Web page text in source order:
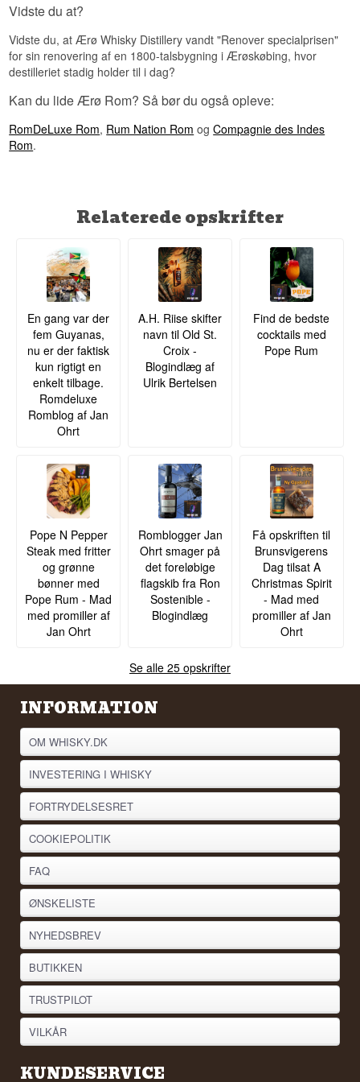
Vidste du at?
Vidste du, at Ærø Whisky Distillery vandt "Renover specialprisen"
for sin renovering af en 1800-talsbygning i Ærøskøbing, hvor
destilleriet stadig holder til i dag?
Kan du lide Ærø Rom? Så bør du også opleve:
RomDeLuxe Rom, Rum Nation Rom ogCompagnie des Indes
Rom.
Relaterede opskrifter
En gang var der
fem Guyanas,
nu er der faktisk
kun rigtigt en
enkelt tilbage.
Romdeluxe
Romblog af Jan
Ohrt
A.H. Riise skifter
navn til Old St.
Croix -
Blogindlæg af
Ulrik Bertelsen
Find de bedste
cocktails med
Pope Rum
Pope N Pepper
Steak med fritter
og grønne
bønner med
Pope Rum - Mad
med promiller af
Jan Ohrt
Romblogger Jan
Ohrt smager på
det foreløbige
flagskib fra Ron
Sostenible -
Blogindlæg
Få opskriften til
Brunsvigerens
Dag tilsat A
Christmas Spirit
- Mad med
promiller af Jan
Ohrt
Se alle 25 opskrifter
INFORMATION
OM WHISKY.DK
INVESTERING I WHISKY
FORTRYDELSESRET
COOKIEPOLITIK
FAQ
ØNSKELISTE
NYHEDSBREV
BUTIKKEN
TRUSTPILOT
VILKÅR
KUNDESERVICE